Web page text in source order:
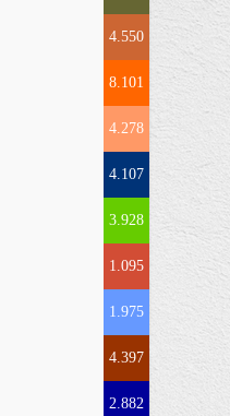
4.550
8.101
4.278
4.107
3.928
1.095
1.975
4.397
2.882